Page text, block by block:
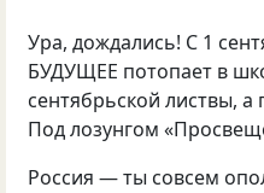
Ура, дождались! С 1
БУДУЩЕЕ потопает в
сентябрьской листвы,
Под лозунгом «
Россия — ты совсем